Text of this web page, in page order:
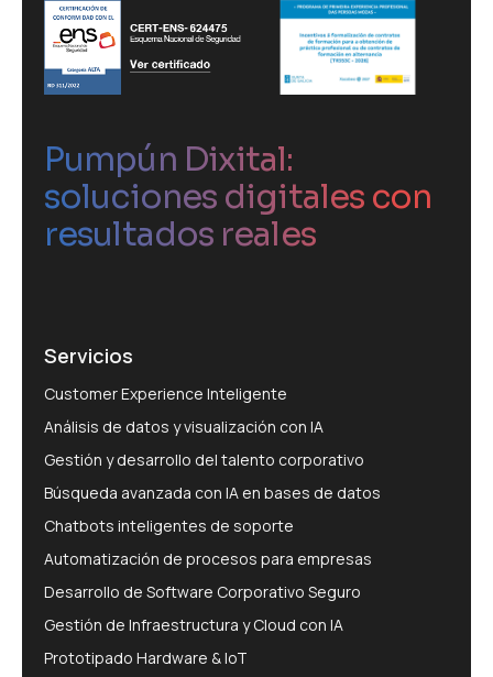
Pumpún Dixital:
soluciones digitales con
resultados reales
Servicios
Customer Experience Inteligente
Análisis de datos y visualización con IA
Gestión y desarrollo del talento corporativo
Búsqueda avanzada con IA en bases de datos
Chatbots inteligentes de soporte
Automatización de procesos para empresas
Desarrollo de Software Corporativo Seguro
Gestión de Infraestructura y Cloud con IA
Prototipado Hardware & IoT